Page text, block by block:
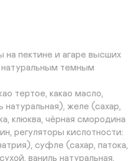
пектине и агаре высших
темным
тертое, какао масло,
натуральная), желе (сахар,
клюква, чёрная смородина
регуляторы кислотности:
суфле (сахар, патока,
ваниль натуральная,